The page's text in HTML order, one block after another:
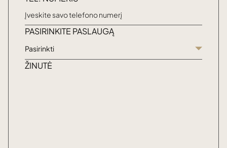
PASIRINKITE PASLAUGĄ
Pasirinkti
ŽINUTĖ